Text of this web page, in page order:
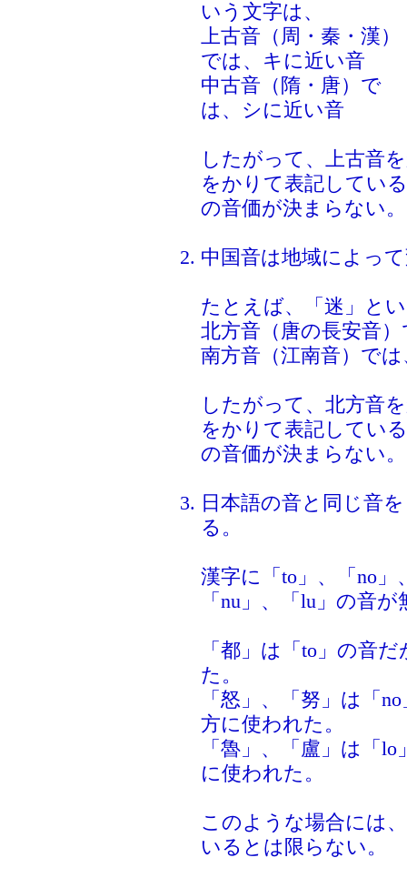
いう文字は、
上古音（周・秦・漢）
では、キに近い音
中古音（隋・唐）で
は、シに近い音
したがって、上古音
をかりて表記してい
の音価が決まらない。
中国音は地域によっ
たとえば、「迷」と
北方音（唐の長安音
南方音（江南音）で
したがって、北方音
をかりて表記してい
の音価が決まらない。
日本語の音と同じ音
る。
漢字に「to」、「no
「nu」、「lu」の音
「都」は「to」の音
た。
「怒」、「努」は「
方に使われた。
「魯」、「盧」は「
に使われた。
このような場合には
いるとは限らない。